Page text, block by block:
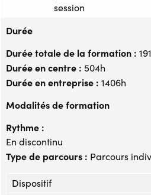
session
Durée
Durée totale de la formation :
Durée en centre : 504h
Durée en entreprise : 1406h
Modalités de formation
Rythme :
En discontinu
Type de parcours : Parcours
Dispositif